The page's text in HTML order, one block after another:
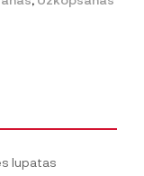
lupatas